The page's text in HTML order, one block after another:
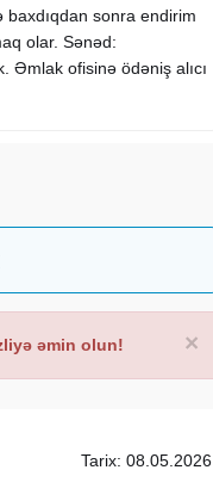
baxdıqdan sonra endirim
olar. Sənəd:
Əmlak ofisinə ödəniş alıcı
×
əmin olun!
Tarix: 08.05.2026